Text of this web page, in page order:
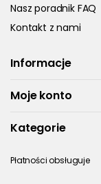
Nasz poradnik FAQ
Kontakt z nami
Informacje
Moje konto
Kategorie
Płatności obsługuje